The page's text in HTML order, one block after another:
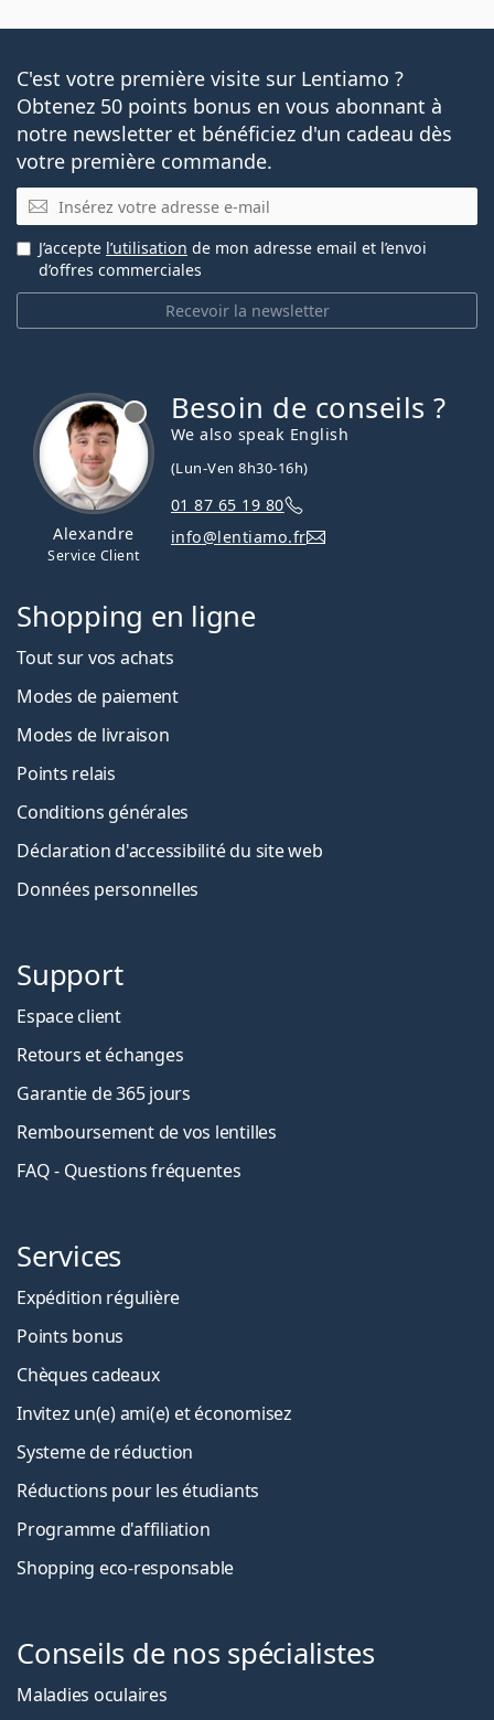
C'est votre première visite sur Lentiamo ?
Obtenez 50 points bonus en vous abonnant à
notre newsletter et bénéficiez d'un cadeau dès
votre première commande.
E-mail
Recevoir la newsletter
J’accepte l’utilisation de mon adresse email et l’envoi
d’offres commerciales
Alexandre
Service Client
Besoin de conseils ?
We also speak English
(Lun-Ven 8h30-16h)
01 87 65 19 80
info@lentiamo.fr
Shopping en ligne
Tout sur vos achats
Modes de paiement
Modes de livraison
Points relais
Conditions générales
Déclaration d'accessibilité du site web
Données personnelles
Support
Espace client
Retours et échanges
Garantie de 365 jours
Remboursement de vos lentilles
FAQ - Questions fréquentes
Services
Expédition régulière
Points bonus
Chèques cadeaux
Invitez un(e) ami(e) et économisez
Systeme de réduction
Réductions pour les étudiants
Programme d'affiliation
Shopping eco-responsable
Conseils de nos spécialistes
Maladies oculaires